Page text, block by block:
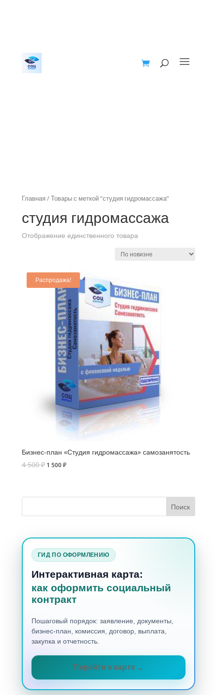
Главная / Товары с меткой “студия гидромассажа”
студия гидромассажа
Отображение единственного товара
Распродажа!
Бизнес-план «Студия гидромассажа» самозанятость
4 500₽ 1 500₽
ГИД ПО ОФОРМЛЕНИЮ
Интерактивная карта:
как оформить социальный
контракт
Пошаговый порядок: заявление, документы,
бизнес-план, комиссия, договор, выплата,
закупка и отчетность.
Перейти к карте